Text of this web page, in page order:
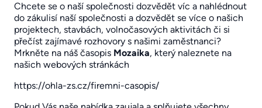
Chcete se o naší společnosti dozvědět víc a nahlédnout
do zákulisí naší společnosti a dozvědět se více o našich
projektech, stavbách, volnočasových aktivitách či si
přečíst zajímavé rozhovory s našimi zaměstnanci?
Mrkněte na náš časopis Mozaika, který naleznete na
našich webových stránkách
https://ohla-zs.cz/firemni-casopis/